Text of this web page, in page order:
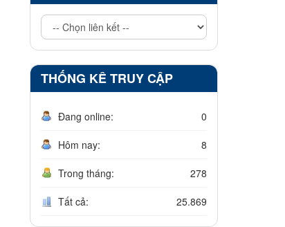
THỐNG KÊ TRUY CẬP
Đang online: 0
Hôm nay: 8
Trong tháng: 278
Tất cả: 25.869